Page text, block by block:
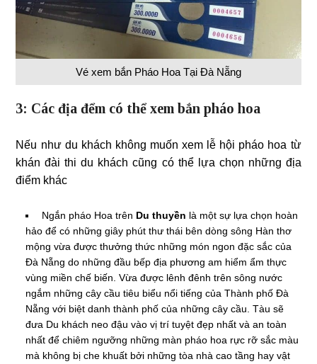
Vé xem bắn Pháo Hoa Tại Đà Nẵng
3: Các địa đểm có thể xem bắn pháo hoa
Nếu như du khách không muốn xem lễ hội pháo hoa từ
khán đài thi du khách cũng có thể lựa chọn những địa
điểm khác
Ngắn pháo Hoa trên Du thuyền là một sự lựa chọn hoàn
hảo để có những giây phút thư thái bên dòng sông Hàn thơ
mộng vừa được thưởng thức những món ngon đặc sắc của
Đà Nẵng do những đầu bếp địa phương am hiểm ẩm thực
vùng miền chế biến. Vừa được lênh đênh trên sông nước
ngắm những cây cầu tiêu biểu nổi tiếng của Thành phố Đà
Nẵng với biệt danh thành phố của những cây cầu. Tàu sẽ
đưa Du khách neo đậu vào vị trí tuyệt đẹp nhất và an toàn
nhất để chiêm ngưỡng những màn pháo hoa rực rỡ sắc màu
mà không bị che khuất bởi những tòa nhà cao tầng hay vật